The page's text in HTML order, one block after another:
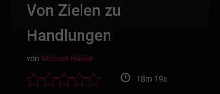
Von Zielen zu
Handlungen
von Michael Hübler
18m 19s